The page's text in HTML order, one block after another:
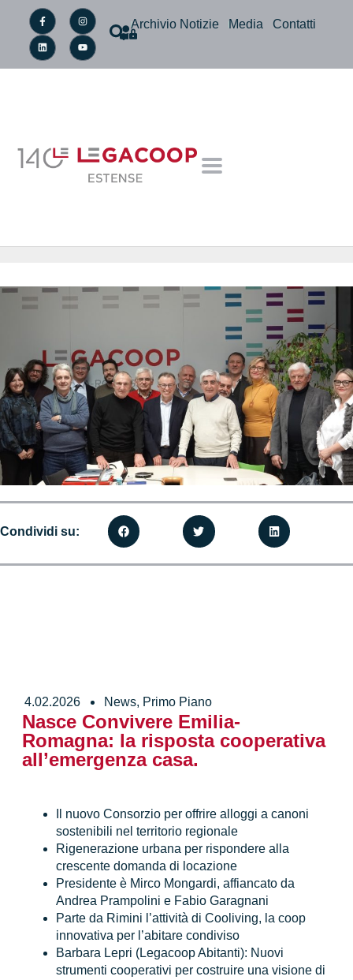
Archivio Notizie Media Contatti
4.02.2026 News, Primo Piano
Nasce Convivere Emilia-
Romagna: la risposta cooperativa
all’emergenza casa.
Il nuovo Consorzio per offrire alloggi a canoni
sostenibili nel territorio regionale
Rigenerazione urbana per rispondere alla
crescente domanda di locazione
Presidente è Mirco Mongardi, affiancato da
Andrea Prampolini e Fabio Garagnani
Parte da Rimini l’attività di Cooliving, la coop
innovativa per l’abitare condiviso
Barbara Lepri (Legacoop Abitanti): Nuovi
strumenti cooperativi per costruire una visione di
Condividi su: